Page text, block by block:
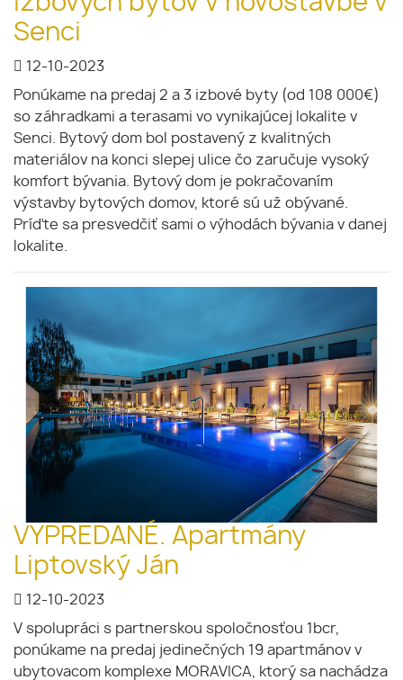
Senci
12-10-2023
Ponúkame na predaj 2 a 3 izbové byty (od 108 000€)
so záhradkami a terasami vo vynikajúcej lokalite v
Senci. Bytový dom bol postavený z kvalitných
materiálov na konci slepej ulice čo zaručuje vysoký
komfort bývania. Bytový dom je pokračovaním
výstavby bytových domov, ktoré sú už obývané.
Príďte sa presvedčiť sami o výhodách bývania v danej
lokalite.
VYPREDANÉ. Apartmány
Liptovský Ján
12-10-2023
V spolupráci s partnerskou spoločnosťou 1bcr,
ponúkame na predaj jedinečných 19 apartmánov v
ubytovacom komplexe MORAVICA, ktorý sa nachádza